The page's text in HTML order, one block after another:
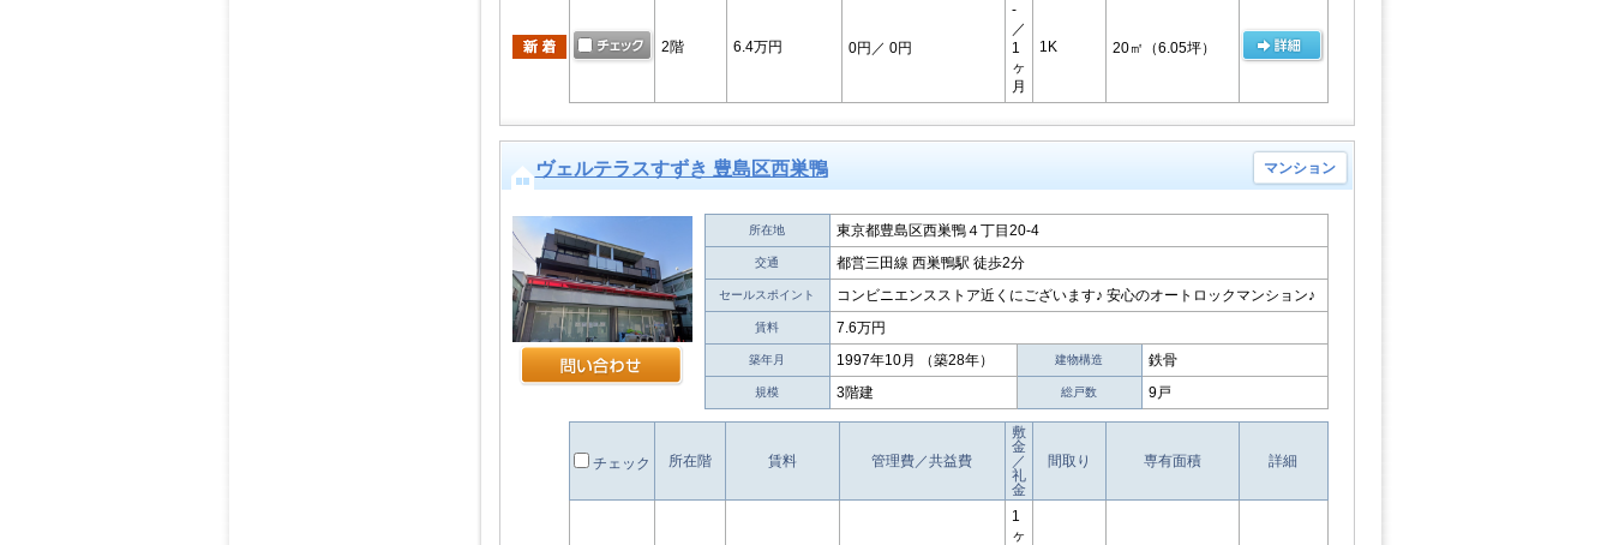
2階 6.4万円 0円 ／ 0円
-
／
1
ヶ
月
1K 20㎡ （6.05坪）
ヴェルテラスすずき 豊島区西巣鴨 マンション
所在地 東京都豊島区西巣鴨４丁目20-4
交通 都営三田線 西巣鴨駅 徒歩2分
セールスポイント コンビニエンスストア近くにございます♪ 安心のオートロックマンション♪
賃料 7.6万円
築年月 1997年10月 （築28年） 建物構造 鉄骨
規模 3階建 総戸数 9戸
チェック 所在階 賃料 管理費／共益費
敷
金
／
礼
金
間取り 専有面積 詳細
1
ヶ